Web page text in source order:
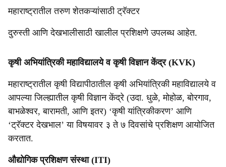
महाराष्ट्रातील तरुण शेतकऱ्यांसाठी ट्रॅक्टर
दुरुस्ती आणि देखभालीसाठी खालील प्रशिक्षणे उपलब्ध आहेत.
कृषी अभियांत्रिकी महाविद्यालये व कृषी विज्ञान केंद्र (KVK)
महाराष्ट्रातील कृषी विद्यापीठातील कृषी अभियांत्रिकी महाविद्यालये व
आपल्या जिल्ह्यातील कृषी विज्ञान केंद्रे (उदा. धुळे, मोहोळ, बोरगाव,
बाभळेश्वर, बारामती, आणि इतर) ‘कृषी यांत्रिकीकरण’ आणि
‘ट्रॅक्टर देखभाल’ या विषयावर ३ ते ७ दिवसांचे प्रशिक्षण आयोजित
करतात.
औद्योगिक प्रशिक्षण संस्था (ITI)